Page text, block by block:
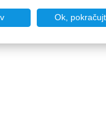
Ok,